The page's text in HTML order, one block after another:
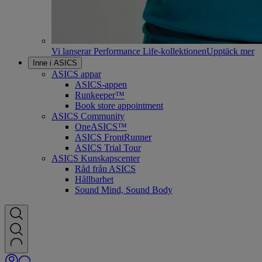
Vi lanserar Performance Life-kollektionenUpptäck mer
Inne i ASICS
ASICS appar
ASICS-appen
Runkeeper™
Book store appointment
ASICS Community
OneASICS™
ASICS FrontRunner
ASICS Trial Tour
ASICS Kunskapscenter
Råd från ASICS
Hållbarhet
Sound Mind, Sound Body